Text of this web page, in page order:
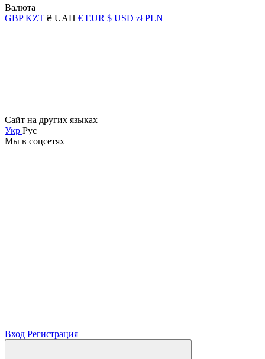
Валюта
GBPKZT ₴ UAH € EUR $ USD zł PLN
Сайт на других языках
Укр Рус
Мы в соцсетях
Вход Регистрация